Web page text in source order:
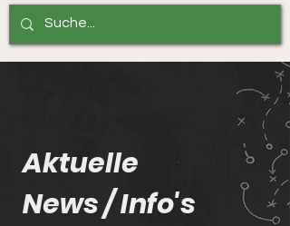
Aktuelle
News / Info's